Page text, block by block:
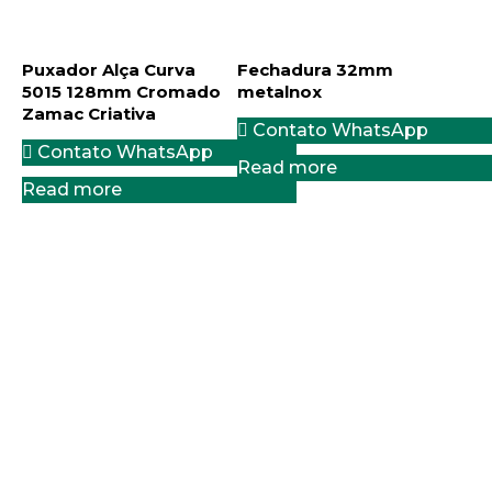
Puxador Alça Curva
5015 128mm Cromado
Zamac Criativa
Contato WhatsApp
Read more
Fechadura 32mm
metalnox
Contato WhatsApp
Read more